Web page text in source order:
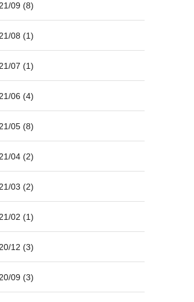
09 (8)
08 (1)
07 (1)
06 (4)
05 (8)
04 (2)
03 (2)
02 (1)
12 (3)
09 (3)